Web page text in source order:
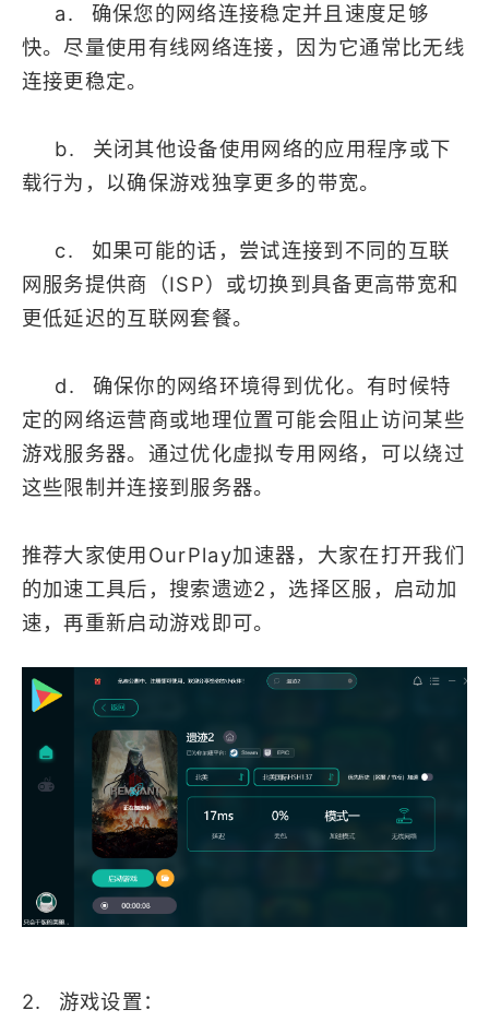
a. 确保您的网络连接稳定并且速度足够
快。尽量使用有线网络连接，因为它通常比无线
连接更稳定。
b. 关闭其他设备使用网络的应用程序或下
载行为，以确保游戏独享更多的带宽。
c. 如果可能的话，尝试连接到不同的互联
网服务提供商（ISP）或切换到具备更高带宽和
更低延迟的互联网套餐。
d. 确保你的网络环境得到优化。有时候特
定的网络运营商或地理位置可能会阻止访问某些
游戏服务器。通过优化虚拟专用网络，可以绕过
这些限制并连接到服务器。
推荐大家使用OurPlay加速器，大家在打开我们
的加速工具后，搜索遗迹2，选择区服，启动加
速，再重新启动游戏即可。
2. 游戏设置：